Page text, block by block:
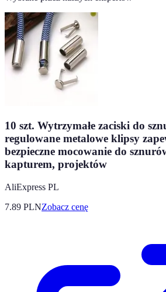
10 szt. Wytrzymałe zaciski do
regulowane metalowe klipsy
bezpieczne mocowanie do
kapturem, projektów
AliExpress PL
7.89 PLNZobacz cenę